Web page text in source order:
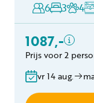
6
3 4
1087,-
Prijs voor 2
vr 14 aug.